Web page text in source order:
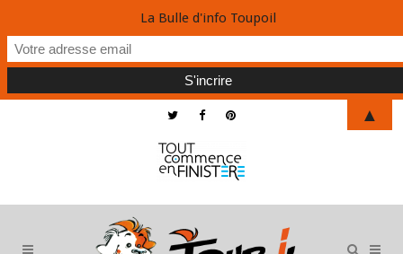
La Bulle d'info Toupoil
▲